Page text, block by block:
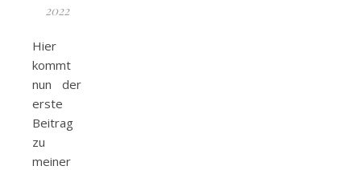
2022
Hier
kommt
nun der
erste
Beitrag
zu
meiner